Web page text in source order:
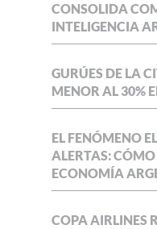
CONSOLIDA
INTELIGENCIA
GURÚES DE LA
MENOR AL 30%
EL FENÓMENO
ALERTAS:
ECONOMÍA
COPA AIRLINES